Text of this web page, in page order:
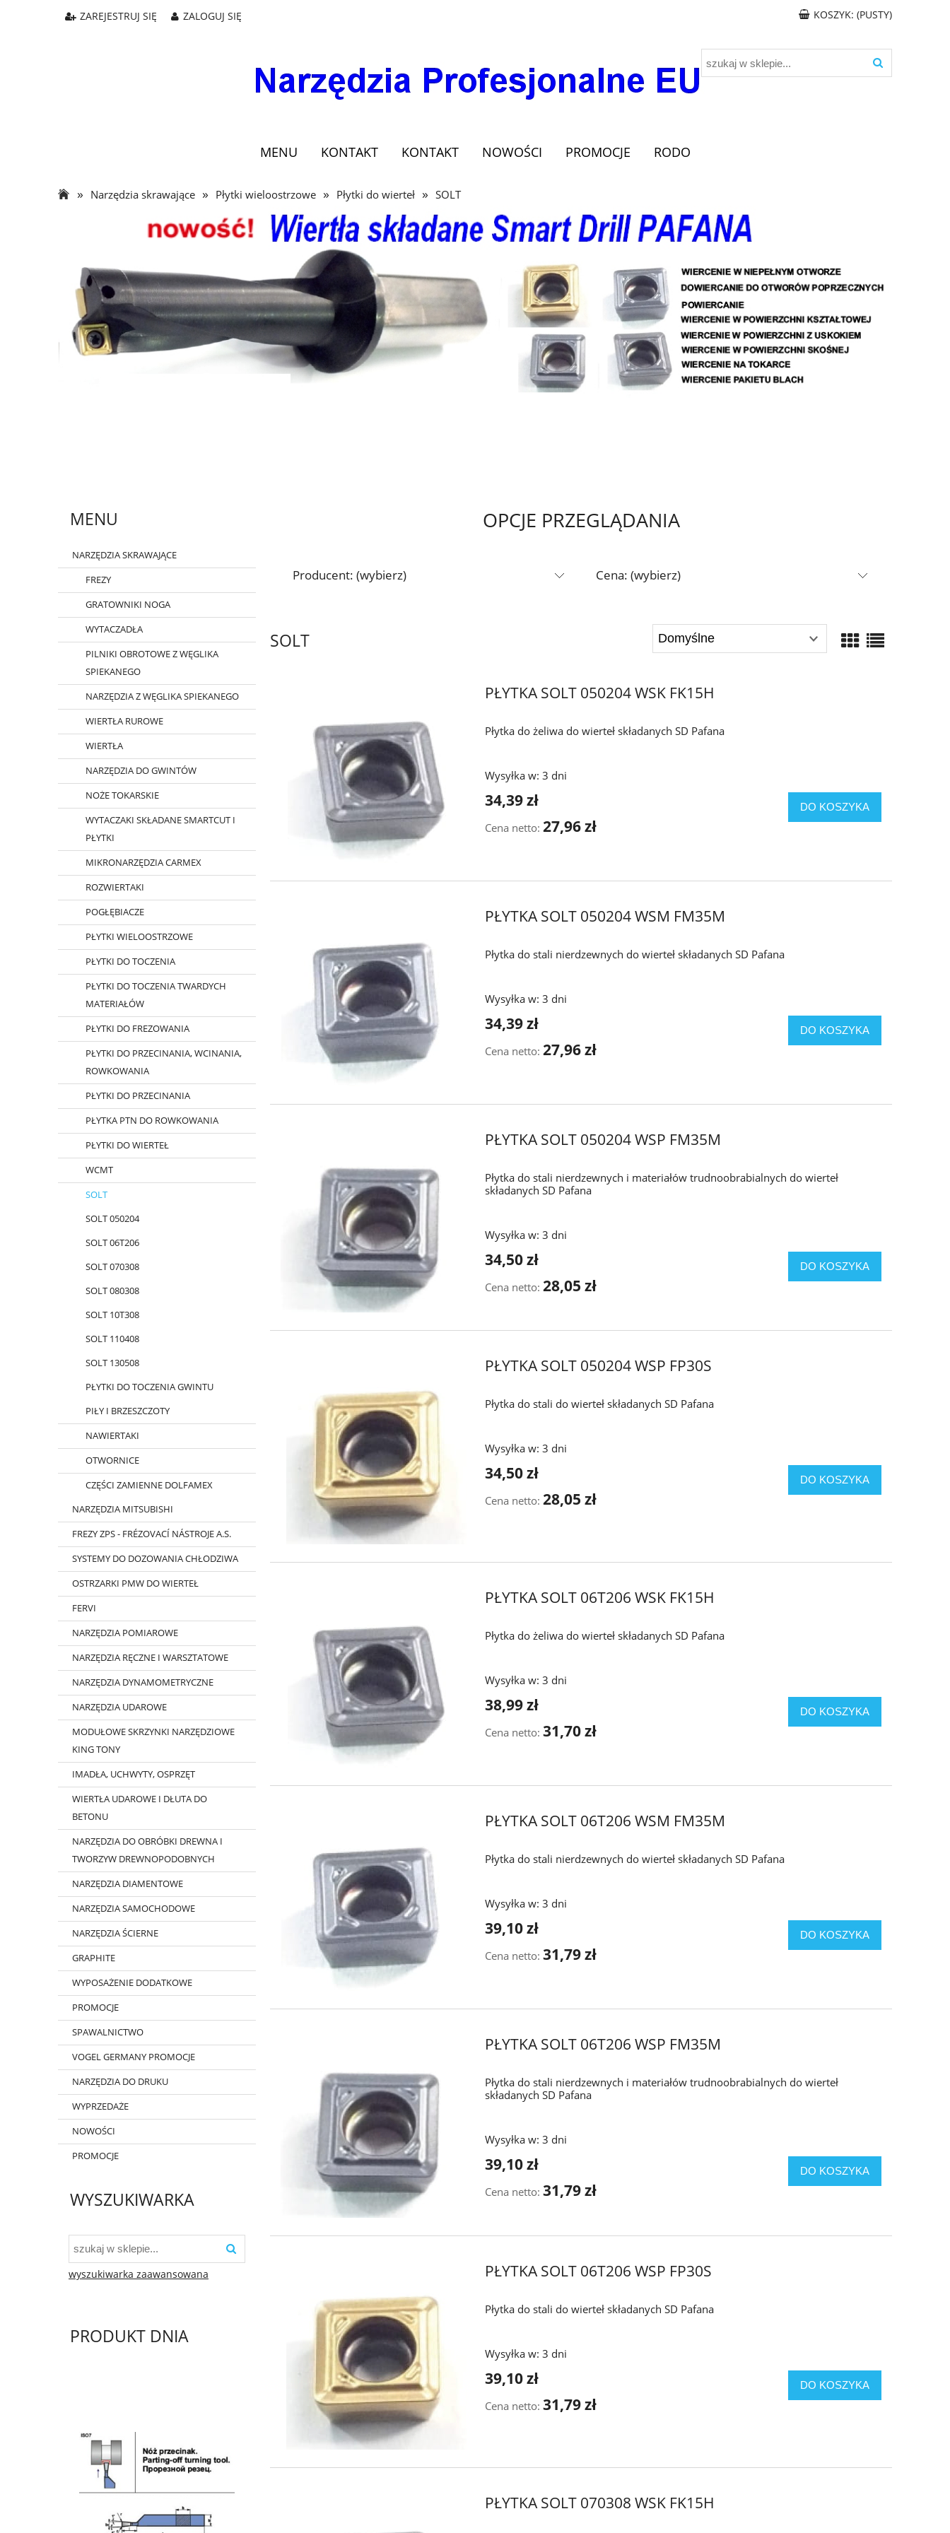
ZAREJESTRUJ SIĘ ZALOGUJ SIĘ KOSZYK: (PUSTY)
MENU KONTAKT KONTAKT NOWOŚCI PROMOCJE RODO
» Narzędzia skrawające » Płytki wieloostrzowe » Płytki do wierteł » SOLT
MENU
NARZĘDZIA SKRAWAJĄCE
FREZY
GRATOWNIKI NOGA
WYTACZADŁA
PILNIKI OBROTOWE Z WĘGLIKA
SPIEKANEGO
NARZĘDZIA Z WĘGLIKA SPIEKANEGO
WIERTŁA RUROWE
WIERTŁA
NARZĘDZIA DO GWINTÓW
NOŻE TOKARSKIE
WYTACZAKI SKŁADANE SMARTCUT I
PŁYTKI
MIKRONARZĘDZIA CARMEX
ROZWIERTAKI
POGŁĘBIACZE
PŁYTKI WIELOOSTRZOWE
PŁYTKI DO TOCZENIA
PŁYTKI DO TOCZENIA TWARDYCH
MATERIAŁÓW
PŁYTKI DO FREZOWANIA
PŁYTKI DO PRZECINANIA, WCINANIA,
ROWKOWANIA
PŁYTKI DO PRZECINANIA
PŁYTKA PTN DO ROWKOWANIA
PŁYTKI DO WIERTEŁ
WCMT
SOLT
SOLT 050204
SOLT 06T206
SOLT 070308
SOLT 080308
SOLT 10T308
SOLT 110408
SOLT 130508
PŁYTKI DO TOCZENIA GWINTU
PIŁY I BRZESZCZOTY
NAWIERTAKI
OTWORNICE
CZĘŚCI ZAMIENNE DOLFAMEX
NARZĘDZIA MITSUBISHI
FREZY ZPS - FRÉZOVACÍ NÁSTROJE A.S.
SYSTEMY DO DOZOWANIA CHŁODZIWA
OSTRZARKI PMW DO WIERTEŁ
FERVI
NARZĘDZIA POMIAROWE
NARZĘDZIA RĘCZNE I WARSZTATOWE
NARZĘDZIA DYNAMOMETRYCZNE
NARZĘDZIA UDAROWE
MODUŁOWE SKRZYNKI NARZĘDZIOWE
KING TONY
IMADŁA, UCHWYTY, OSPRZĘT
WIERTŁA UDAROWE I DŁUTA DO
BETONU
NARZĘDZIA DO OBRÓBKI DREWNA I
TWORZYW DREWNOPODOBNYCH
NARZĘDZIA DIAMENTOWE
NARZĘDZIA SAMOCHODOWE
NARZĘDZIA ŚCIERNE
GRAPHITE
WYPOSAŻENIE DODATKOWE
PROMOCJE
SPAWALNICTWO
VOGEL GERMANY PROMOCJE
NARZĘDZIA DO DRUKU
WYPRZEDAŻE
NOWOŚCI
PROMOCJE
WYSZUKIWARKA
wyszukiwarka zaawansowana
PRODUKT DNIA
OPCJE PRZEGLĄDANIA
Producent: (wybierz) Cena: (wybierz)
SOLT
PŁYTKA SOLT 050204 WSK FK15H
Płytka do żeliwa do wierteł składanych SD Pafana
Wysyłka w: 3 dni
34,39 zł
Cena netto:27,96 zł
DO KOSZYKA
PŁYTKA SOLT 050204 WSM FM35M
Płytka do stali nierdzewnych do wierteł składanych SD Pafana
Wysyłka w: 3 dni
34,39 zł
Cena netto:27,96 zł
DO KOSZYKA
PŁYTKA SOLT 050204 WSP FM35M
Płytka do stali nierdzewnych i materiałów trudnoobrabialnych do wierteł
składanych SD Pafana
Wysyłka w: 3 dni
34,50 zł
Cena netto:28,05 zł
DO KOSZYKA
PŁYTKA SOLT 050204 WSP FP30S
Płytka do stali do wierteł składanych SD Pafana
Wysyłka w: 3 dni
34,50 zł
Cena netto:28,05 zł
DO KOSZYKA
PŁYTKA SOLT 06T206 WSK FK15H
Płytka do żeliwa do wierteł składanych SD Pafana
Wysyłka w: 3 dni
38,99 zł
Cena netto:31,70 zł
DO KOSZYKA
PŁYTKA SOLT 06T206 WSM FM35M
Płytka do stali nierdzewnych do wierteł składanych SD Pafana
Wysyłka w: 3 dni
39,10 zł
Cena netto:31,79 zł
DO KOSZYKA
PŁYTKA SOLT 06T206 WSP FM35M
Płytka do stali nierdzewnych i materiałów trudnoobrabialnych do wierteł
składanych SD Pafana
Wysyłka w: 3 dni
39,10 zł
Cena netto:31,79 zł
DO KOSZYKA
PŁYTKA SOLT 06T206 WSP FP30S
Płytka do stali do wierteł składanych SD Pafana
Wysyłka w: 3 dni
39,10 zł
Cena netto:31,79 zł
DO KOSZYKA
PŁYTKA SOLT 070308 WSK FK15H